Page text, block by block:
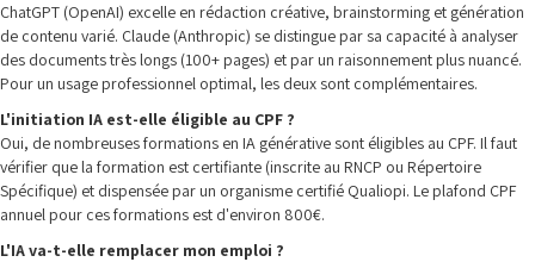
ChatGPT (OpenAI) excelle en rédaction créative, brainstorming et génération
de contenu varié. Claude (Anthropic) se distingue par sa capacité à analyser
des documents très longs (100+ pages) et par un raisonnement plus nuancé.
Pour un usage professionnel optimal, les deux sont complémentaires.
L'initiation IA est-elle éligible au CPF ?
Oui, de nombreuses formations en IA générative sont éligibles au CPF. Il faut
vérifier que la formation est certifiante (inscrite au RNCP ou Répertoire
Spécifique) et dispensée par un organisme certifié Qualiopi. Le plafond CPF
annuel pour ces formations est d'environ 800€.
L'IA va-t-elle remplacer mon emploi ?